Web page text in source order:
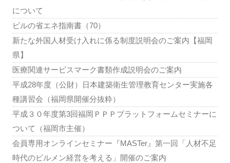
について
ビルの省エネ指南書（70）
新たな外国人材受け入れに係る制度説明会のご案内【福岡
県】
医療関連サービスマーク書類作成説明会のご案内
平成28年度（公財）日本建築衛生管理教育センター実施各
種講習会（福岡県開催分抜粋）
平成３０年度第3回福岡ＰＰＰプラットフォームセミナーに
ついて（福岡市主催）
会員専用オンラインセミナー『MASTer』第一回「人材不足
時代のビルメン経営を考える」開催のご案内